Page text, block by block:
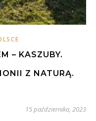
– KASZUBY.
Z NATURĄ.
15 października, 2023